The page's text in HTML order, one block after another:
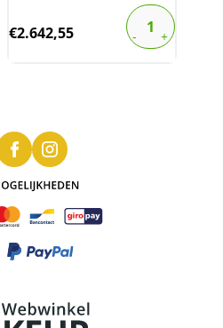
€2.642,55